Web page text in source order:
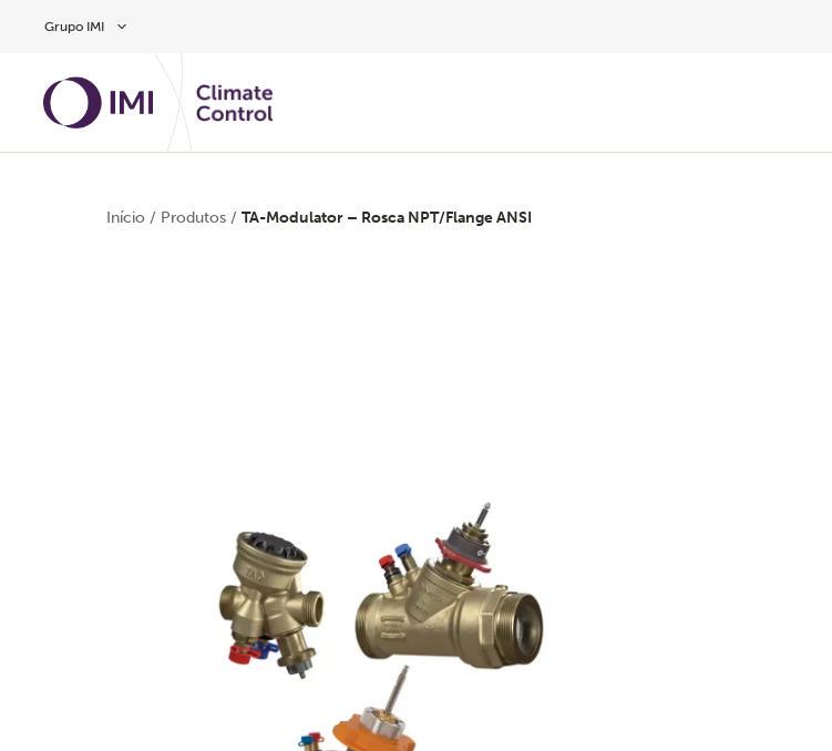
Grupo IMI
Início / Produtos / TA-Modulator – Rosca NPT/Flange ANSI